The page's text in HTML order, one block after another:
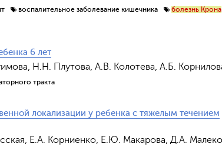
воспалительное заболевание кишечника
болезнь Крона
6 лет
Н.Н. Плутова, А.В. Колотева, А.Б.
тракта
локализации у ребенка с тяжелым течением
Е.А. Корниенко, Е.Ю. Макарова, Д.А.